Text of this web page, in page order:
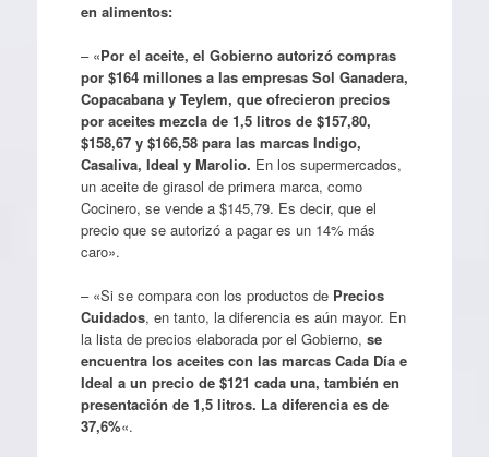
en alimentos:
– «Por el aceite, el Gobierno autorizó compras
por $164 millones a las empresas Sol Ganadera,
Copacabana y Teylem, que ofrecieron precios
por aceites mezcla de 1,5 litros de $157,80,
$158,67 y $166,58 para las marcas Indigo,
Casaliva, Ideal y Marolio. En los supermercados,
un aceite de girasol de primera marca, como
Cocinero, se vende a $145,79. Es decir, que el
precio que se autorizó a pagar es un 14% más
caro».
– «Si se compara con los productos de Precios
Cuidados, en tanto, la diferencia es aún mayor. En
la lista de precios elaborada por el Gobierno, se
encuentra los aceites con las marcas Cada Día e
Ideal a un precio de $121 cada una, también en
presentación de 1,5 litros. La diferencia es de
37,6%«.